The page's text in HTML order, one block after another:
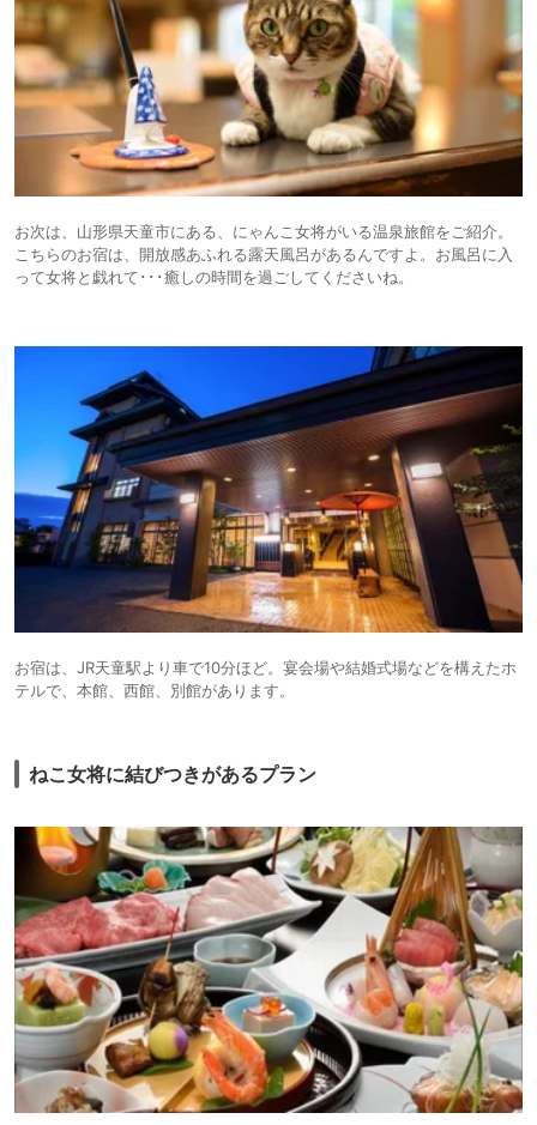
お次は、山形県天童市にある、にゃんこ女将がいる温泉旅館をご紹介。
こちらのお宿は、開放感あふれる露天風呂があるんですよ。お風呂に入
って女将と戯れて･･･癒しの時間を過ごしてくださいね。
お宿は、JR天童駅より車で10分ほど。宴会場や結婚式場などを構えたホ
テルで、本館、西館、別館があります。
ねこ女将に結びつきがあるプラン